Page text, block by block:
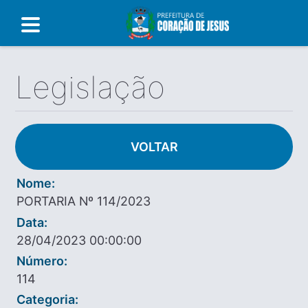
Legislação
VOLTAR
Nome:
PORTARIA Nº 114/2023
Data:
28/04/2023 00:00:00
Número:
114
Categoria: